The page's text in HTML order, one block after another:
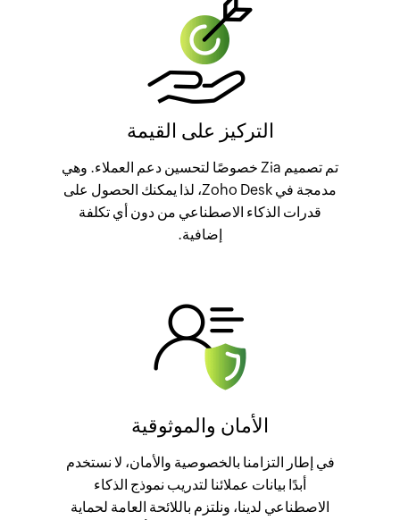
التركيز على القيمة
تم تصميم Zia خصوصًا لتحسين دعم العملاء. وهي
مدمجة في Zoho Desk، لذا يمكنك الحصول على
قدرات الذكاء الاصطناعي من دون أي تكلفة
إضافية.
الأمان والموثوقية
في إطار التزامنا بالخصوصية والأمان، لا نستخدم
أبدًا بيانات عملائنا لتدريب نموذج الذكاء
الاصطناعي لدينا، ونلتزم باللائحة العامة لحماية